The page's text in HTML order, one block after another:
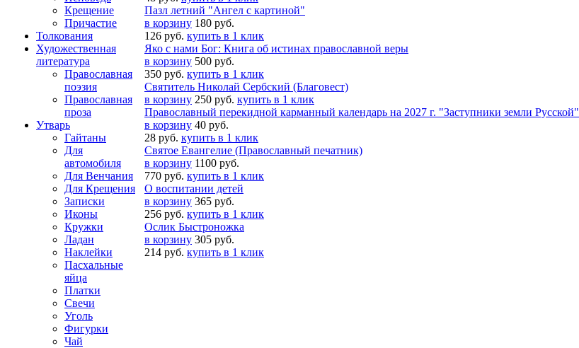
Крещение
Причастие
Толкования
Художественная
литература
Православная
поэзия
Православная
проза
Утварь
Гайтаны
Для
автомобиля
Для Венчания
Для Крещения
Записки
Иконы
Кружки
Ладан
Наклейки
Пасхальные
яйца
Платки
Свечи
Уголь
Фигурки
Чай
Пазл летний "Ангел с картиной"
в корзину 180 руб.
126 руб. купить в 1 клик
Яко с нами Бог: Книга об истинах православной веры
в корзину 500 руб.
350 руб. купить в 1 клик
Святитель Николай Сербский (Благовест)
в корзину 250 руб. купить в 1 клик
Православный перекидной карманный календарь на 2027 г. "Заступники земли Русской"
в корзину 40 руб.
28 руб. купить в 1 клик
Святое Евангелие (Православный печатник)
в корзину 1100 руб.
770 руб. купить в 1 клик
О воспитании детей
в корзину 365 руб.
256 руб. купить в 1 клик
Ослик Быстроножка
в корзину 305 руб.
214 руб. купить в 1 клик